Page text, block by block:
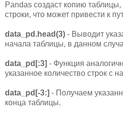
Pandas создаст копию таблицы,
строки, что может привести к
data_pd.head(3) - Выводит
начала таблицы, в данном
data_pd[:3] - Функция
указанное количество строк с
data_pd[-3:] - Получаем
конца таблицы.